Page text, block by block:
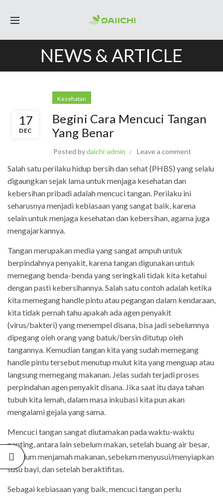
NEWS & ARTICLE
17
DEC
Kesehatan
Begini Cara Mencuci Tangan
Yang Benar
Posted bydaichi-admin Leave a comment
Salah satu perilaku hidup bersih dan sehat (PHBS) yang selalu
digaungkan sejak lama untuk menjaga kesehatan dan
kebersihan pribadi adalah mencuci tangan. Perilaku ini
seharusnya menjadi kebiasaan yang sangat baik, karena
selain untuk menjaga kesehatan dan kebersihan, agama juga
mengajarkannya.
Tangan merupakan media yang sangat ampuh untuk
berpindahnya penyakit, karena tangan digunakan untuk
memegang benda-benda yang seringkali tidak kita ketahui
dengan pasti kebersihannya. Salah satu contoh adalah ketika
kita memegang handle pintu atau pegangan dalam kendaraan,
kita tidak pernah tahu apakah ada agen penyakit
(virus/bakteri) yang menempel disana, bisa jadi sebelumnya
dipegang oleh orang yang batuk/bersin ditutup oleh
tangannya. Kemudian tangan kita yang sudah memegang
handle pintu tersebut menutup mulut kita yang menguap atau
langsung memegang makanan. Jelas sudah terjadi proses
perpindahan agen penyakit disana. Jika saat itu daya tahan
tubuh kita lemah, dalam masa inkubasi kita pun akan
mengalami gejala yang sama.
Mencuci tangan sangat diutamakan pada waktu-waktu
penting, antara lain sebelum makan, setelah buang air besar,
sebelum menjamah makanan, sebelum menyusui/menyiapkan
susu bayi, dan setelah beraktifitas.
Sebagai kebiasaan yang baik, mencuci tangan perlu